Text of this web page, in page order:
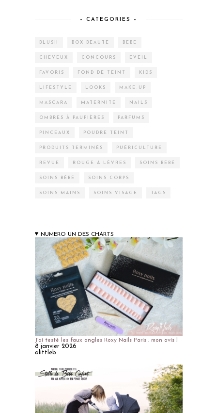
– CATEGORIES –
BLUSH BOX BEAUTÉ BÉBÉ
CHEVEUX CONCOURS EVEIL
FAVORIS FOND DE TEINT KIDS
LIFESTYLE LOOKS MAKE-UP
MASCARA MATERNITÉ NAILS
OMBRES À PAUPIÈRES PARFUMS
PINCEAUX POUDRE TEINT
PRODUITS TERMINÉS PUÉRICULTURE
REVUE ROUGE À LÈVRES SOINS BÉBÉ
SOINS BÉBÉ SOINS CORPS
SOINS MAINS SOINS VISAGE TAGS
NUMERO UN DES CHARTS
J'ai testé les faux ongles Roxy Nails Paris : mon avis !
8 janvier 2026
alittleb